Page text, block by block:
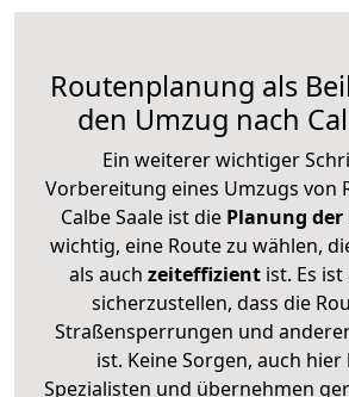
Routenplanung als
den Umzug nach
Ein weiterer wichtiger
Vorbereitung eines Umzugs von
Calbe Saale ist diePlanung der
wichtig, eine Route zu wählen,
als auch zeiteffizientist. Es ist
sicherzustellen, dass die
Straßensperrungen und
ist. Keine Sorgen, auch
Spezialisten und übernehmen